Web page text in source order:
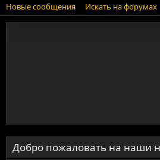
Новые сообщения Искать на форумах
Добро пожаловать на наши